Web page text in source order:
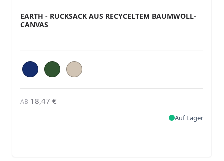
EARTH - RUCKSACK AUS RECYCELTEM BAUMWOLL-
CANVAS
AB 18,47 €
Auf Lager